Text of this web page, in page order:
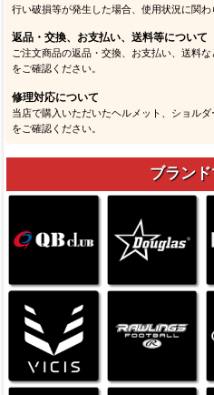
行い破損等が発生した場合、使用状況に関わ
返品・交換、お支払い、送料等について
ご注文商品の返品・交換、お支払い、送料
をご確認ください。
修理対応について
当店で購入いただいたヘルメット、ショル
をご確認ください。
ブラン